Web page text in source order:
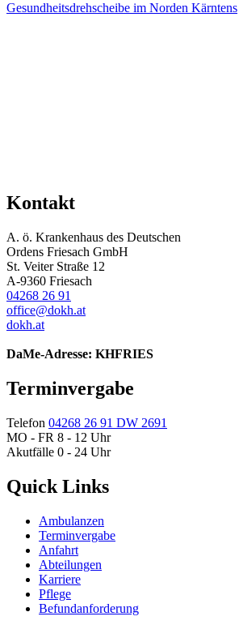
Kontakt
A. ö. Krankenhaus des Deutschen
Ordens Friesach GmbH
St. Veiter Straße 12
A-9360 Friesach
04268 26 91
office@dokh.at
dokh.at
DaMe-Adresse: KHFRIES
Terminvergabe
Telefon 04268 26 91 DW 2691
MO - FR 8 - 12 Uhr
Akutfälle 0 - 24 Uhr
Quick Links
Ambulanzen
Terminvergabe
Anfahrt
Abteilungen
Karriere
Pflege
Befundanforderung